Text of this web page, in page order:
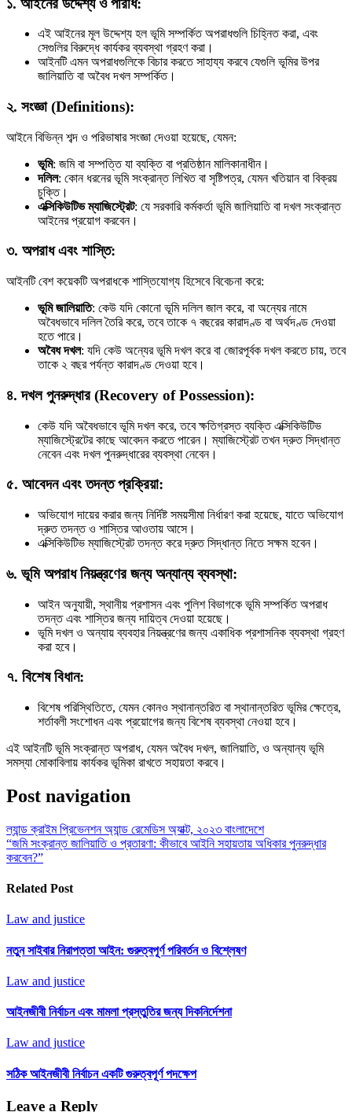
এই আইনের মূল উদ্দেশ্য হল ভূমি সম্পর্কিত অপরাধগুলি চিহ্নিত করা, এবং
সেগুলির বিরুদ্ধে কার্যকর ব্যবস্থা গ্রহণ করা।
আইনটি এমন অপরাধগুলিকে বিচার করতে সাহায্য করবে যেগুলি ভূমির উপর
জালিয়াতি বা অবৈধ দখল সম্পর্কিত।
২. সংজ্ঞা (Definitions):
আইনে বিভিন্ন শব্দ ও পরিভাষার সংজ্ঞা দেওয়া হয়েছে, যেমন:
ভূমি: জমি বা সম্পত্তি যা ব্যক্তি বা প্রতিষ্ঠান মালিকানাধীন।
দলিল: কোন ধরনের ভূমি সংক্রান্ত লিখিত বা সৃষ্টিপত্র, যেমন খতিয়ান বা বিক্রয়
চুক্তি।
এক্সিকিউটিভ ম্যাজিস্ট্রেট: যে সরকারি কর্মকর্তা ভূমি জালিয়াতি বা দখল সংক্রান্ত
আইনের প্রয়োগ করবেন।
৩. অপরাধ এবং শাস্তি:
আইনটি বেশ কয়েকটি অপরাধকে শাস্তিযোগ্য হিসেবে বিবেচনা করে:
ভূমি জালিয়াতি: কেউ যদি কোনো ভূমি দলিল জাল করে, বা অন্যের নামে
অবৈধভাবে দলিল তৈরি করে, তবে তাকে ৭ বছরের কারাদণ্ড বা অর্থদণ্ড দেওয়া
হতে পারে।
অবৈধ দখল: যদি কেউ অন্যের ভূমি দখল করে বা জোরপূর্বক দখল করতে চায়, তবে
তাকে ২ বছর পর্যন্ত কারাদণ্ড দেওয়া হবে।
৪.দখল পুনরুদ্ধার (Recovery of Possession):
কেউ যদি অবৈধভাবে ভূমি দখল করে, তবে ক্ষতিগ্রস্ত ব্যক্তি এক্সিকিউটিভ
ম্যাজিস্ট্রেটের কাছে আবেদন করতে পারেন। ম্যাজিস্ট্রেট তখন দ্রুত সিদ্ধান্ত
নেবেন এবং দখল পুনরুদ্ধারের ব্যবস্থা নেবেন।
৫. আবেদন এবং তদন্ত প্রক্রিয়া:
অভিযোগ দায়ের করার জন্য নির্দিষ্ট সময়সীমা নির্ধারণ করা হয়েছে, যাতে অভিযোগ
দ্রুত তদন্ত ও শাস্তির আওতায় আসে।
এক্সিকিউটিভ ম্যাজিস্ট্রেট তদন্ত করে দ্রুত সিদ্ধান্ত নিতে সক্ষম হবেন।
৬. ভূমি অপরাধ নিয়ন্ত্রণের জন্য অন্যান্য ব্যবস্থা:
আইন অনুযায়ী, স্থানীয় প্রশাসন এবং পুলিশ বিভাগকে ভূমি সম্পর্কিত অপরাধ
তদন্ত এবং শাস্তির জন্য দায়িত্ব দেওয়া হয়েছে।
ভূমি দখল ও অন্যায় ব্যবহার নিয়ন্ত্রণের জন্য একাধিক প্রশাসনিক ব্যবস্থা গ্রহণ
করা হবে।
৭. বিশেষ বিধান:
বিশেষ পরিস্থিতিতে, যেমন কোনও স্থানান্তরিত বা স্থানান্তরিত ভূমির ক্ষেত্রে,
শর্তাবলী সংশোধন এবং প্রয়োগের জন্য বিশেষ ব্যবস্থা নেওয়া হবে।
এই আইনটি ভূমি সংক্রান্ত অপরাধ, যেমন অবৈধ দখল, জালিয়াতি, ও অন্যান্য ভূমি
সমস্যা মোকাবিলায় কার্যকর ভূমিকা রাখতে সহায়তা করবে।
Post navigation
ল্যান্ড ক্রাইম প্রিভেনশন অ্যান্ড রেমেডিস অ্যাক্ট, ২০২৩ বাংলাদেশে
“জমি সংক্রান্ত জালিয়াতি ও প্রতারণা: কীভাবে আইনি সহায়তায় অধিকার পুনরুদ্ধার
করবেন?”
Related Post
Law and justice
নতুন সাইবার নিরাপত্তা আইন: গুরুত্বপূর্ণ পরিবর্তন ও বিশ্লেষণ
Law and justice
আইনজীবী নির্বাচন এবং মামলা প্রস্তুতির জন্য দিকনির্দেশনা
Law and justice
সঠিক আইনজীবী নির্বাচন একটি গুরুত্বপূর্ণ পদক্ষেপ
Leave a Reply